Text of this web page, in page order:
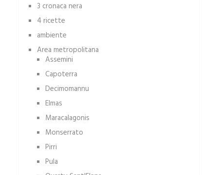
3 cronaca nera
4 ricette
ambiente
Area metropolitana
Assemini
Capoterra
Decimomannu
Elmas
Maracalagonis
Monserrato
Pirri
Pula